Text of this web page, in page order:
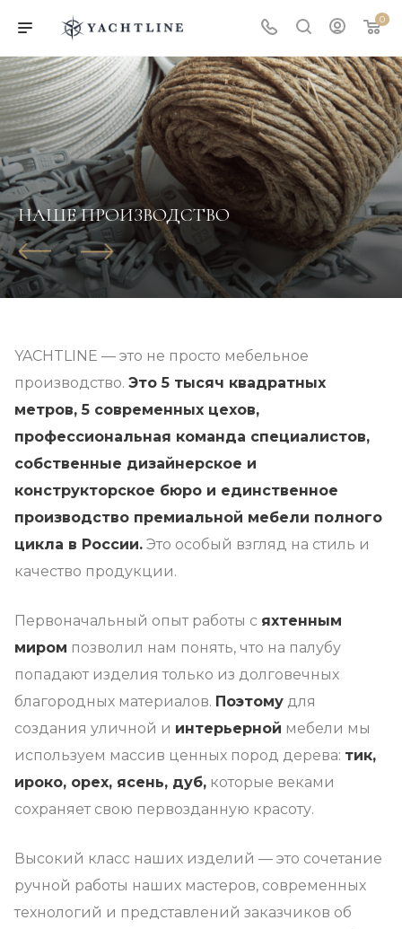
0
НАШЕ ПРОИЗВОДСТВО
YACHTLINE — это не просто мебельное
производство. Это 5 тысяч квадратных
метров, 5 современных цехов,
профессиональная команда специалистов,
собственные дизайнерское и
конструкторское бюро и единственное
производство премиальной мебели полного
цикла в России. Это особый взгляд на стиль и
качество продукции.
Первоначальный опыт работы с яхтенным
миром позволил нам понять, что на палубу
попадают изделия только из долговечных
благородных материалов. Поэтому для
создания уличной и интерьерной мебели мы
используем массив ценных пород дерева: тик,
ироко, орех, ясень, дуб, которые веками
сохраняет свою первозданную красоту.
Высокий класс наших изделий — это сочетание
ручной работы наших мастеров, современных
технологий и представлений заказчиков об